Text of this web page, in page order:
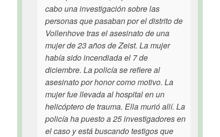
cabo una investigación sobre las
personas que pasaban por el distrito de
Vollenhove tras el asesinato de una
mujer de 23 años de Zeist. La mujer
había sido incendiada el 7 de
diciembre. La policía se refiere al
asesinato por honor como motivo. La
mujer fue llevada al hospital en un
helicóptero de trauma. Ella murió allí. La
policía ha puesto a 25 investigadores en
el caso y está buscando testigos que